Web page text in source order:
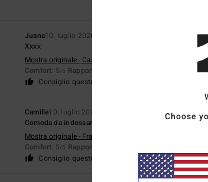
Juana10. luglio 2026
Xxxx
Mostra originale - Castellano
Comfort: 5/5 Rapporto qualità-prezzo :
Consiglio questo prodotto
Camille10. luglio 2026
Comoda da indossare, la lunghezza midi non richiede
Mostra originale - Français
Comfort: 5/5 Rapporto qualità-prezzo
Consiglio questo prodotto
Choose